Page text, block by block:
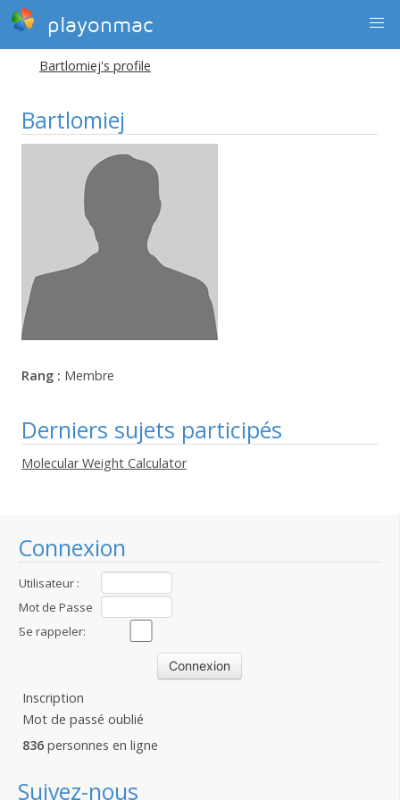
playonmac
Connexion
Utilisateur :
Mot de Passe
:Se rappeler:
Inscription
Mot de passé oublié
836 personnes en ligne
Suivez-nous
Bartlomiej's profile
Bartlomiej
Rang : Membre
Derniers sujets participés
Molecular Weight Calculator